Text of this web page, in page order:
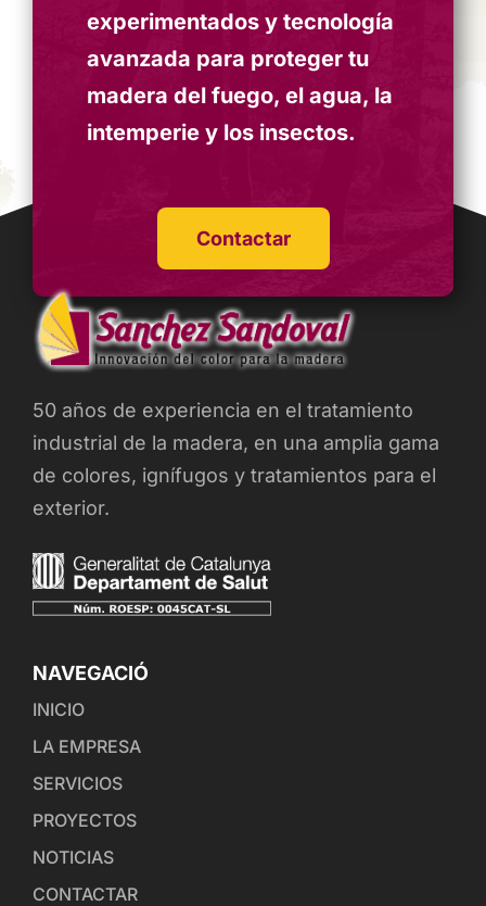
experimentados y tecnología
avanzada para proteger tu
madera del fuego, el agua, la
intemperie y los insectos.
Contactar
50 años de experiencia en el tratamiento
industrial de la madera, en una amplia gama
de colores, ignífugos y tratamientos para el
exterior.
NAVEGACIÓ
INICIO
LA EMPRESA
SERVICIOS
PROYECTOS
NOTICIAS
CONTACTAR